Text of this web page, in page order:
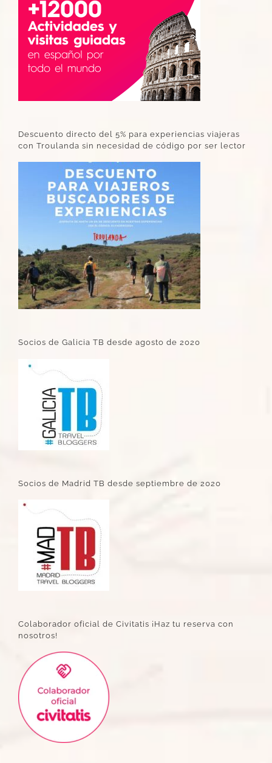
Descuento directo del 5% para experiencias viajeras
con Troulanda sin necesidad de código por ser lector
Socios de Galicia TB desde agosto de 2020
Socios de Madrid TB desde septiembre de 2020
Colaborador oficial de Civitatis ¡Haz tu reserva con
nosotros!